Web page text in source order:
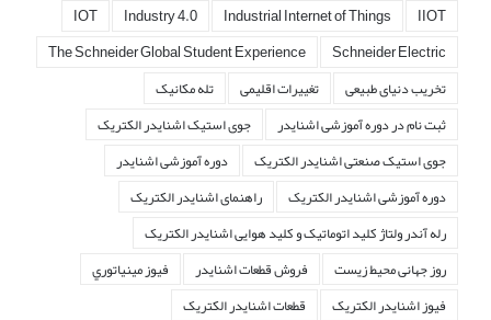
IIOT
Industrial Internet of Things
Industry 4.0
IOT
Schneider Electric
The Schneider Global Student Experience
تخریب دنیای طبیعی
تغییرات اقلیمی
تله مکانیک
ثبت نام در دوره آموزشی اشنایدر
جوی استیک اشنایدر الکتریک
جوی استیک صنعتی اشنایدر الکتریک
دوره آموزشی اشنایدر
دوره آموزشی اشنایدر الکتریک
راهنمای اشنایدر الکتریک
رله آندر ولتاژ کلید اتوماتیک و کلید هوایی اشنایدر الکتریک
روز جهانی محیط زیست
فروش قطعات اشنايدر
فيوز مينياتوري
فیوز اشنایدر الکتریک
قطعات اشنایدر الکتریک